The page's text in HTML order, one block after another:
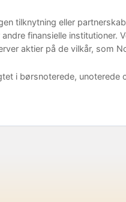
tilknytning eller
finansielle
aktier på de vilkår, som
i børsnoterede,